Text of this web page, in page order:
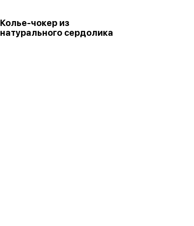
Колье-чокер из
натурального сердолика